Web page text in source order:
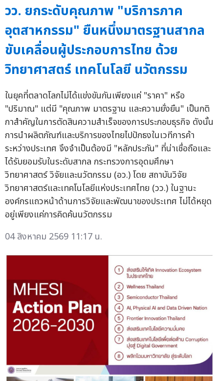
วว. ยกระดับคุณภาพ "บริการภาค
อุตสาหกรรม" ยืนหนึ่งมาตรฐานสากล
ขับเคลื่อนผู้ประกอบการไทย ด้วย
วิทยาศาสตร์ เทคโนโลยี นวัตกรรม
ในยุคที่ตลาดโลกไม่ได้แข่งขันกันเพียงแค่ "ราคา" หรือ
"ปริมาณ" แต่มี "คุณภาพ มาตรฐาน และความยั่งยืน" เป็นกติ
กาสำคัญในการตัดสินความสำเร็จของการประกอบธุรกิจ ดังนั้น
การนำผลิตภัณฑ์และบริการของไทยไปปักธงในเวทีการค้า
ระหว่างประเทศ จึงจำเป็นต้องมี "หลักประกัน" ที่น่าเชื่อถือและ
ได้รับยอมรับในระดับสากล กระทรวงการอุดมศึกษา
วิทยาศาสตร์ วิจัยและนวัตกรรม (อว.) โดย สถาบันวิจัย
วิทยาศาสตร์และเทคโนโลยีแห่งประเทศไทย (วว.) ในฐานะ
องค์กรแถวหน้าด้านการวิจัยและพัฒนาของประเทศ ไม่ได้หยุด
อยู่เพียงแค่การคิดค้นนวัตกรรม
04 สิงหาคม 2569 11:17 น.